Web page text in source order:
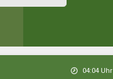
04:04 Uhr